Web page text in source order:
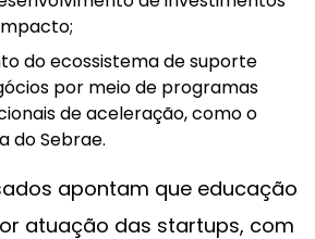
do ecossistema de suporte
por meio de programas
de aceleração, como o
do Sebrae.
apontam que educação
atuação das startups, com